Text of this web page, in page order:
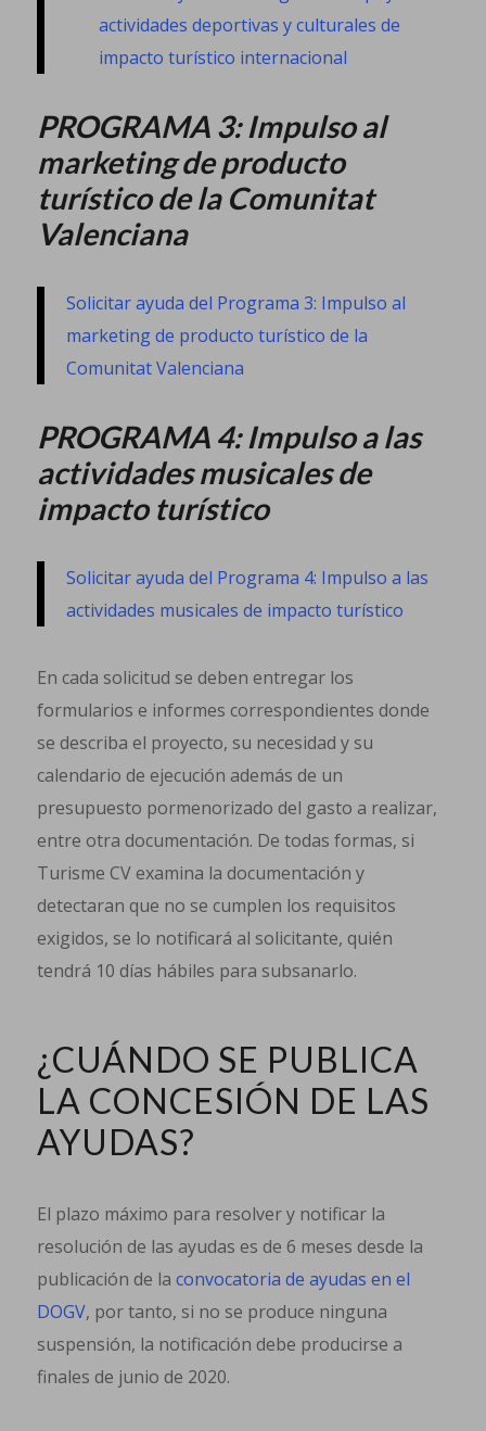
actividades deportivas y culturales de
impacto turístico internacional
PROGRAMA 3: Impulso al
marketing de producto
turístico de la Comunitat
Valenciana
Solicitar ayuda del Programa 3: Impulso al
marketing de producto turístico de la
Comunitat Valenciana
PROGRAMA 4: Impulso a las
actividades musicales de
impacto turístico
Solicitar ayuda del Programa 4: Impulso a las
actividades musicales de impacto turístico
En cada solicitud se deben entregar los
formularios e informes correspondientes donde
se describa el proyecto, su necesidad y su
calendario de ejecución además de un
presupuesto pormenorizado del gasto a realizar,
entre otra documentación. De todas formas, si
Turisme CV examina la documentación y
detectaran que no se cumplen los requisitos
exigidos, se lo notificará al solicitante, quién
tendrá 10 días hábiles para subsanarlo.
¿CUÁNDO SE PUBLICA
LA CONCESIÓN DE LAS
AYUDAS?
El plazo máximo para resolver y notificar la
resolución de las ayudas es de 6 meses desde la
publicación de la convocatoria de ayudas en el
DOGV, por tanto, si no se produce ninguna
suspensión, la notificación debe producirse a
finales de junio de 2020.